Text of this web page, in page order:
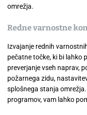
omrežja.
Redne varnostne
Izvajanje rednih
pečatne točke, ki bi lahko
preverjanje vseh naprav,
požarnega zidu,
splošnega stanja
programov, vam lahko